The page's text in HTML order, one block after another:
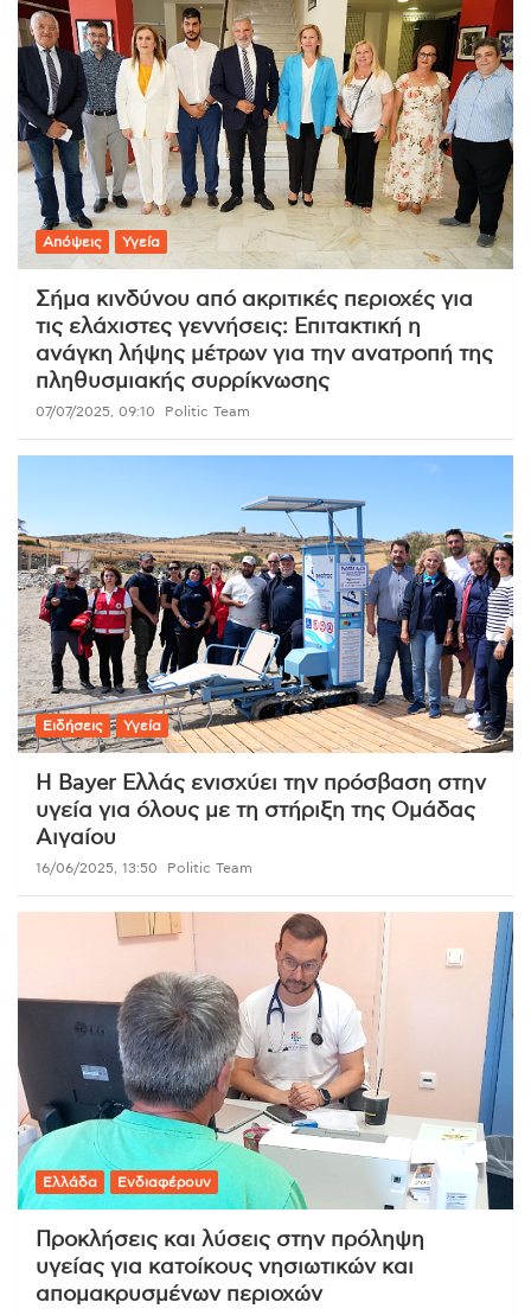
Απόψεις Υγεία
Σήμα κινδύνου από ακριτικές περιοχές για
τις ελάχιστες γεννήσεις: Επιτακτική η
ανάγκη λήψης μέτρων για την ανατροπή της
πληθυσμιακής συρρίκνωσης
07/07/2025, 09:10 Politic Team
Ειδήσεις Υγεία
Η Bayer Ελλάς ενισχύει την πρόσβαση στην
υγεία για όλους με τη στήριξη της Ομάδας
Αιγαίου
16/06/2025, 13:50 Politic Team
Ελλάδα Ενδιαφέρουν
Προκλήσεις και λύσεις στην πρόληψη
υγείας για κατοίκους νησιωτικών και
απομακρυσμένων περιοχών